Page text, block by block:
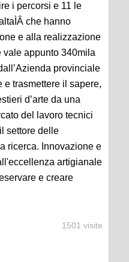
i percorsi e 11 le
che hanno
e alla realizzazione
vale appunto 340mila
provinciale
e trasmettere il sapere,
d’arte da una
del lavoro tecnici
settore delle
ricerca. Innovazione e
artigianale
e creare
1501 visite